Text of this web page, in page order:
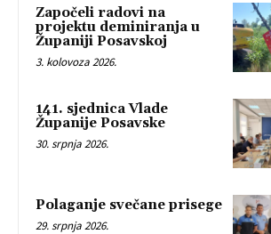
Započeli radovi na
projektu deminiranja u
Županiji Posavskoj
3. kolovoza 2026.
141. sjednica Vlade
Županije Posavske
30. srpnja 2026.
Polaganje svečane prisege
29. srpnja 2026.